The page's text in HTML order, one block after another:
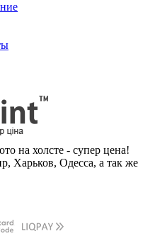
на холсте - супер цена!
Харьков, Одесса, а так же